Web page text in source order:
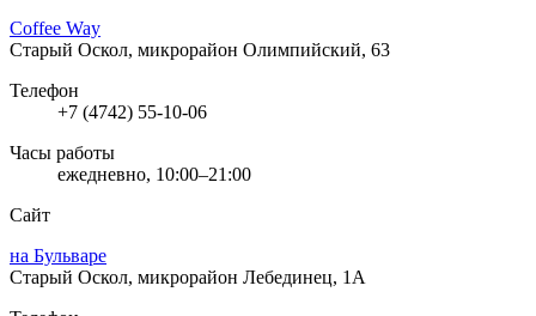
Coffee Way
Старый Оскол, микрорайон Олимпийский, 63
Телефон
+7 (4742) 55-10-06
Часы работы
ежедневно, 10:00–21:00
Сайт
на Бульваре
Старый Оскол, микрорайон Лебединец, 1А